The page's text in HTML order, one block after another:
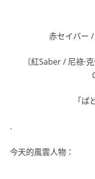
赤セイバー
〔紅Saber / 尼祿·
「
.
今天的風雲人物：